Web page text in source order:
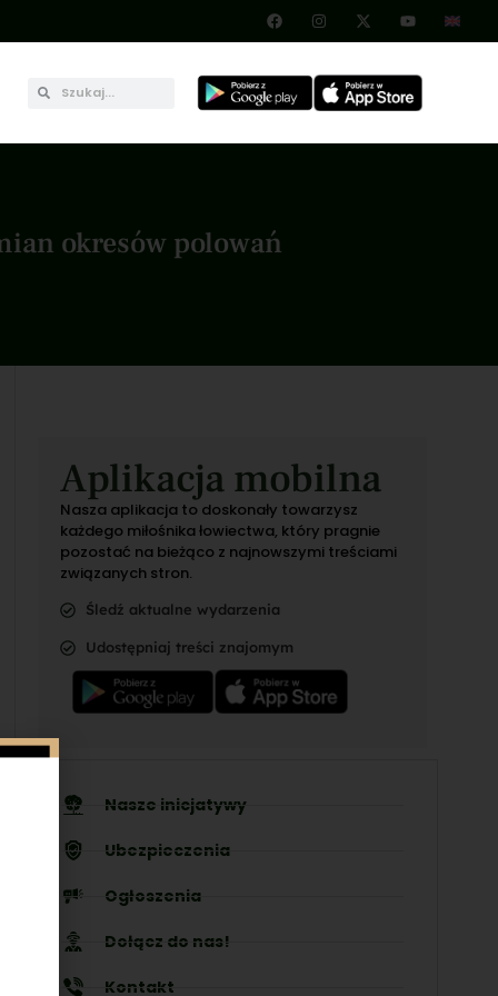
okresów polowań
Aplikacja mobilna
Nasza aplikacja to doskonały towarzysz
każdego miłośnika łowiectwa, który pragnie
pozostać na bieżąco z najnowszymi treściami
związanych stron.
Śledź aktualne wydarzenia
Udostępniaj treści znajomym
Nasze inicjatywy
Ubezpieczenia
Ogłoszenia
Dołącz do nas!
Kontakt